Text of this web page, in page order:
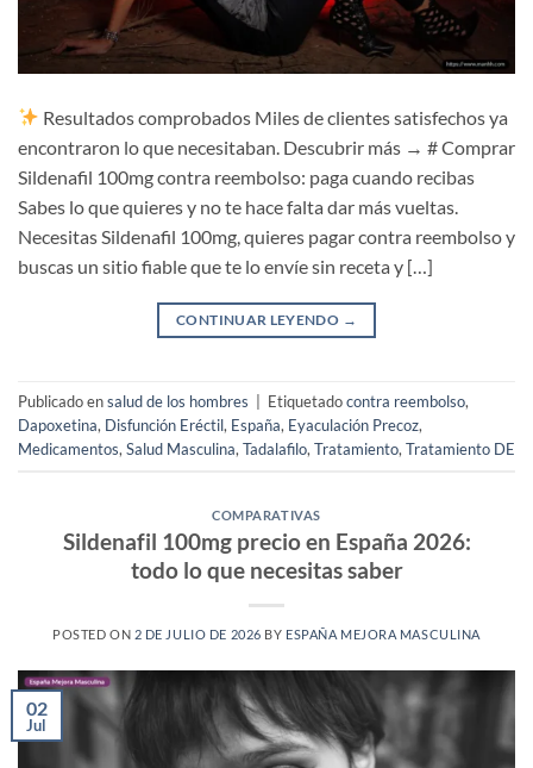
Resultados comprobados Miles de clientes satisfechos ya
encontraron lo que necesitaban. Descubrir más → # Comprar
Sildenafil 100mg contra reembolso: paga cuando recibas
Sabes lo que quieres y no te hace falta dar más vueltas.
Necesitas Sildenafil 100mg, quieres pagar contra reembolso y
buscas un sitio fiable que te lo envíe sin receta y […]
CONTINUAR LEYENDO →
Publicado ensalud de los hombres Etiquetadocontra reembolso,
Dapoxetina, Disfunción Eréctil, España, Eyaculación Precoz,
Medicamentos, Salud Masculina, Tadalafilo, Tratamiento, Tratamiento DE
COMPARATIVAS
Sildenafil 100mg precio en España 2026:
todo lo que necesitas saber
POSTED ON 2 DE JULIO DE 2026 BY ESPAÑA MEJORA MASCULINA
02
Jul